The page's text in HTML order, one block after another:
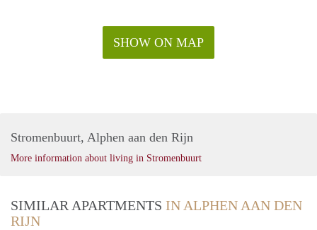
SHOW ON MAP
Stromenbuurt, Alphen aan den Rijn
More information about living in Stromenbuurt
SIMILAR APARTMENTS IN ALPHEN AAN DEN
RIJN